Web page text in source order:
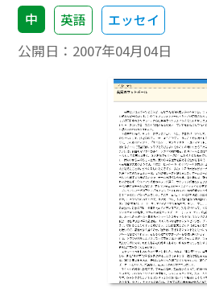
中 英語 エッセイ
公開日： 2007年04月04日